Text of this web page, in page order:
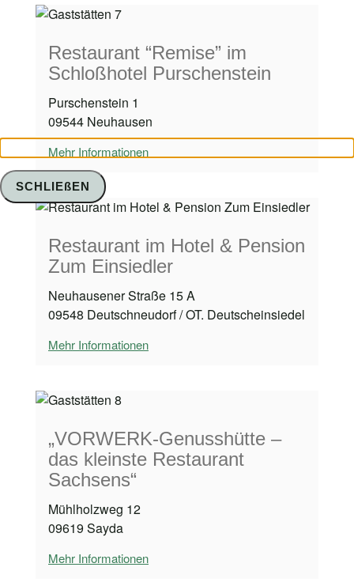
Restaurant “Remise” im
Schloßhotel Purschenstein
Purschenstein 1
09544 Neuhausen
Mehr Informationen
Restaurant im Hotel & Pension
Zum Einsiedler
Neuhausener Straße 15 A
09548 Deutschneudorf / OT. Deutscheinsiedel
Mehr Informationen
„VORWERK-Genusshütte –
das kleinste Restaurant
Sachsens“
Mühlholzweg 12
09619 Sayda
Mehr Informationen
SCHLIEßEN